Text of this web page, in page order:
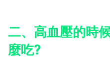
二、高血壓的時
麼吃?